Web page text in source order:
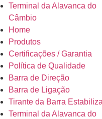
Terminal da Alavanca do
Câmbio
Home
Produtos
Certificações / Garantia
Política de Qualidade
Barra de Direção
Barra de Ligação
Tirante da Barra
Terminal da Alavanca do